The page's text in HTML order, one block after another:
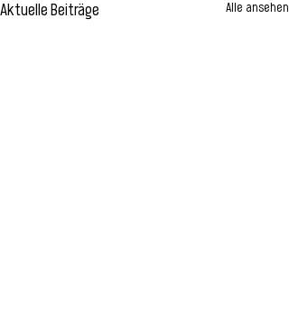
Aktuelle Beiträge Alle ansehen